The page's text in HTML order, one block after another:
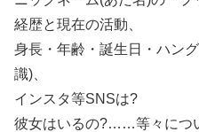
経歴と現在の活動、
身長・年齢・誕生日・ハン
識)、
インスタ等SNSは?
彼女はいるの?……等々につ